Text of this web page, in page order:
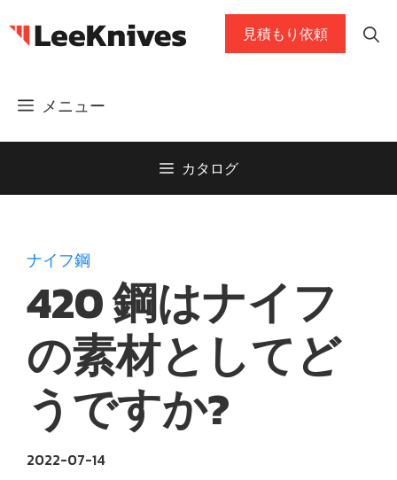
ン
ッ
メニュー
見積もり依頼
カタログ
ナイフ鋼
420 鋼はナイフ
の素材としてど
うですか?
2022-07-14